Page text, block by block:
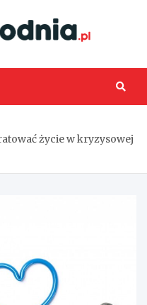
życie w kryzysowej